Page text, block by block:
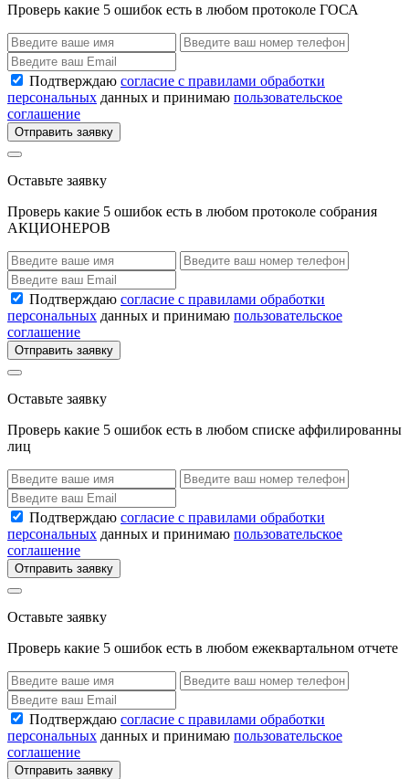
Проверь какие 5 ошибок есть в любом протоколе ГОСА
Подтверждаю согласие с правилами обработки
персональных данных и принимаю пользовательское
соглашение
Отправить заявку
Оставьте заявку
Проверь какие 5 ошибок есть в любом протоколе собрания
АКЦИОНЕРОВ
Подтверждаю согласие с правилами обработки
персональных данных и принимаю пользовательское
соглашение
Отправить заявку
Оставьте заявку
Проверь какие 5 ошибок есть в любом списке аффилированны
лиц
Подтверждаю согласие с правилами обработки
персональных данных и принимаю пользовательское
соглашение
Отправить заявку
Оставьте заявку
Проверь какие 5 ошибок есть в любом ежеквартальном отчете
Подтверждаю согласие с правилами обработки
персональных данных и принимаю пользовательское
соглашение
Отправить заявку